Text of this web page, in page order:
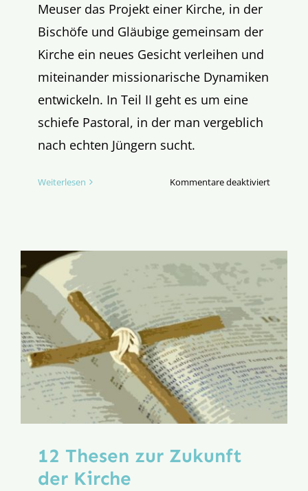
Meuser das Projekt einer Kirche, in der
Bischöfe und Gläubige gemeinsam der
Kirche ein neues Gesicht verleihen und
miteinander missionarische Dynamiken
entwickeln. In Teil II geht es um eine
schiefe Pastoral, in der man vergeblich
nach echten Jüngern sucht.
Weiterlesen Kommentare deaktiviertfür
12 Thesen zur Zukunft
der Kirche